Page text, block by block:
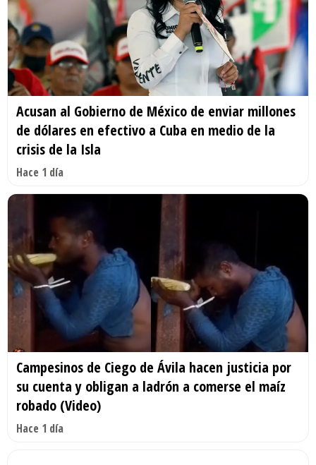
Acusan al Gobierno de México de enviar millones
de dólares en efectivo a Cuba en medio de la
crisis de la Isla
Hace 1 día
Campesinos de Ciego de Ávila hacen justicia por
su cuenta y obligan a ladrón a comerse el maíz
robado (Video)
Hace 1 día